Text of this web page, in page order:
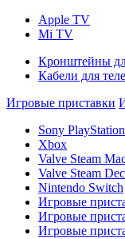
Apple TV
Mi TV
Кронштейны
Кабели для
Игровые приставки
Sony
Xbox
Valve Steam
Valve Steam
Nintendo Switch
Игровые
Игровые
Игровые